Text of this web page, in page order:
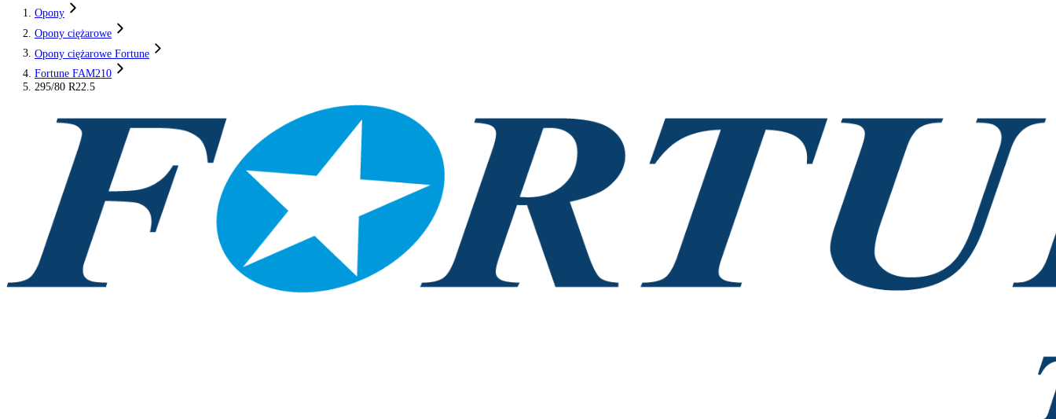
O nasFAQKontakt
Opony
Opony ciężarowe
Fortune FAM210
295/80 R22.5